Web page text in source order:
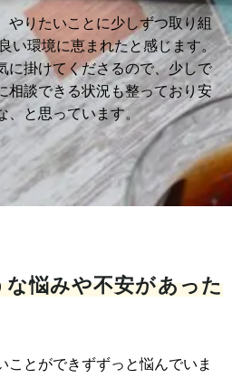
やりたいことに少しずつ取り組
い環境に恵まれたと感じます。
に掛けてくださるので、少しで
相談できる状況も整っており安
、と思っています。
悩みや不安があった
ことができずずっと悩んでいま